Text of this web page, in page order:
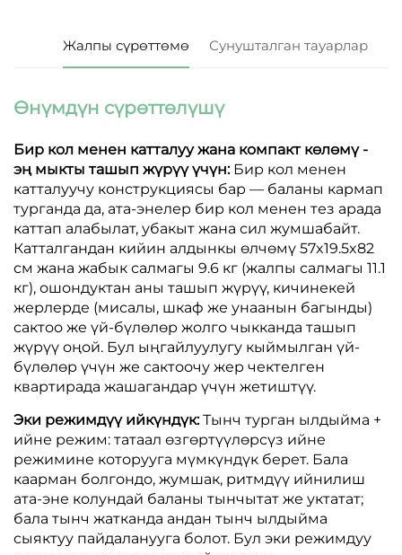
Жалпы сүрөттөмө Сунушталган тауарлар
Өнүмдүн сүрөттөлүшү
Бир кол менен катталуу жана компакт көлөмү -
эң мыкты ташып жүрүү үчүн: Бир кол менен
катталуучу конструкциясы бар — баланы кармап
турганда да, ата-энелер бир кол менен тез арада
каттап алабылат, убакыт жана сил жумшабайт.
Катталгандан кийин алдынкы өлчөмү 57x19.5x82
см жана жабык салмагы 9.6 кг (жалпы салмагы 11.1
кг), ошондуктан аны ташып жүрүү, кичинекей
жерлерде (мисалы, шкаф же унаанын багынды)
сактоо же үй-бүлөлөр жолго чыкканда ташып
жүрүү оңой. Бул ыңгайлуулугу кыймылган үй-
бүлөлөр үчүн же сактоочу жер чектелген
квартирада жашагандар үчүн жетиштүү.
Эки режимдүү ийкүндүк:Тынч турган ылдыйма +
ийне режим: татаал өзгөртүүлөрсүз ийне
режимине которууга мүмкүндүк берет. Бала
каарман болгондо, жумшак, ритмдүү ийнилиш
ата-эне колундай баланы тынчытат же уктатат;
бала тынч жатканда андан тынч ылдыйма
сыяктуу пайдаланууга болот. Бул эки режимдуу